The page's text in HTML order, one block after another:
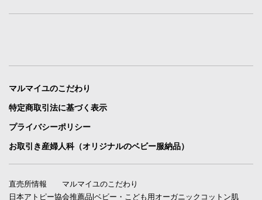
マルマイユのこだわり
特定商取引法に基づく表示
プライバシーポリシー
お取引き産婦人科（オリジナルのベビー服納品）
直売所情報
マルマイユのこだわり
日本アトピー協会推薦品|ベビー・こども用オーガニックコットン肌